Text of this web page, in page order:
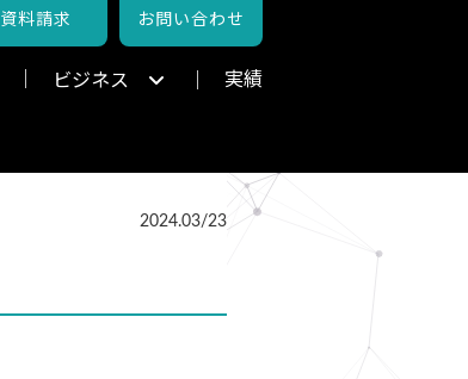
資料請求 お問い合わせ
ビジネス 実績
2024.03/23